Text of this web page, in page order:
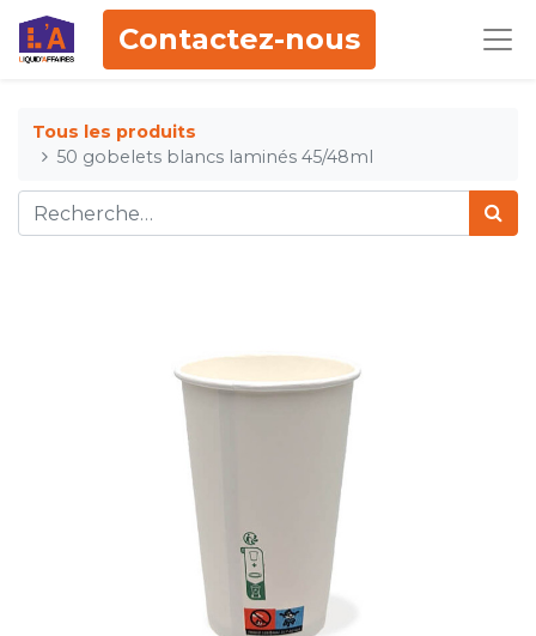
Contactez-nous
Tous les produits
50 gobelets blancs laminés 45/48ml